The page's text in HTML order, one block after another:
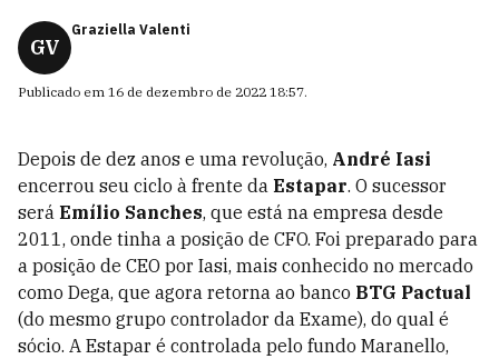
GV
Graziella Valenti
Publicado em 16 de dezembro de 2022 18:57.
Depois de dez anos e uma revolução, André Iasi
encerrou seu ciclo à frente da Estapar. O sucessor
será Emílio Sanches, que está na empresa desde
2011, onde tinha a posição de CFO. Foi preparado para
a posição de CEO por Iasi, mais conhecido no mercado
como Dega, que agora retorna ao banco BTG Pactual
(do mesmo grupo controlador da Exame), do qual é
sócio. A Estapar é controlada pelo fundo Maranello,